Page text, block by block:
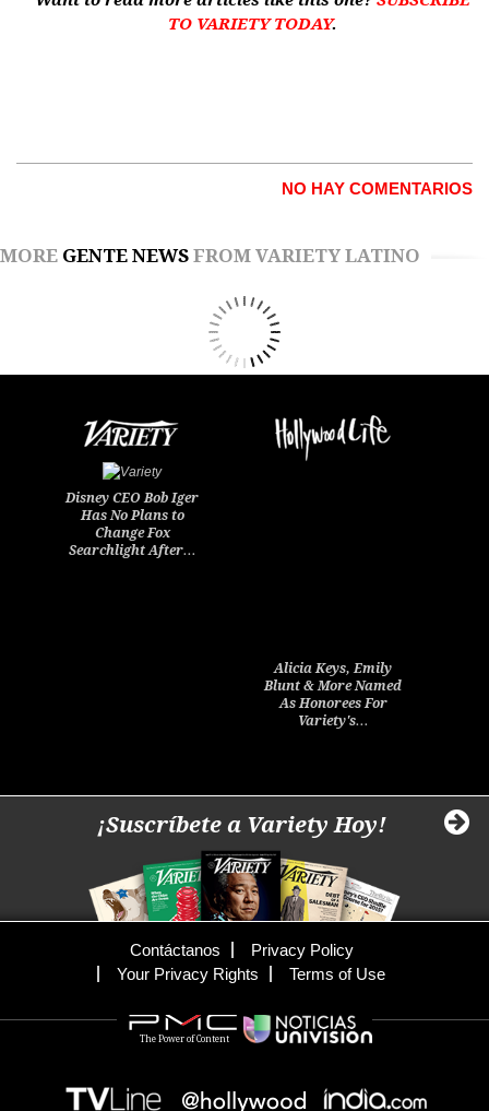
TO VARIETY TODAY.
NO HAY COMENTARIOS
MORE GENTE NEWS FROM VARIETY LATINO
Disney CEO Bob Iger
Has No Plans to
Change Fox
Searchlight After…
Alicia Keys, Emily
Blunt & More Named
As Honorees For
Variety's…
¡Suscríbete a Variety Hoy!
Contáctanos
Privacy Policy
Your Privacy Rights
Terms of Use
The Power of Content